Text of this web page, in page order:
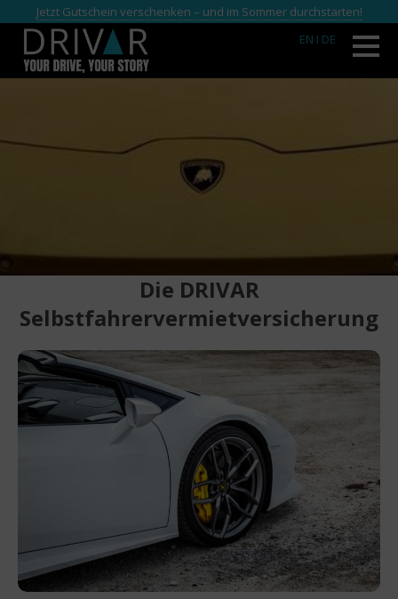
Jetzt Gutschein verschenken – und im Sommer durchstarten!
EN I DE
Die DRIVAR
Selbstfahrervermietversicherung